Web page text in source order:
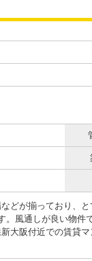
どが揃っており、
。風通しが良い物
大阪付近での賃貸